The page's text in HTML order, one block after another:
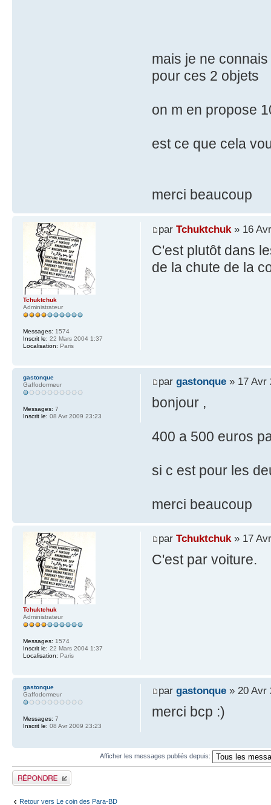
mais je ne
pour ces 2 objets
on m en propose
est ce que cela
merci beaucoup
par Tchuktchuk» 16
C'est plutôt dans
de la chute de la
Tchuktchuk
Administrateur
Messages: 1574
Inscrit le: 22 Mars 2004 1:37
Localisation: Paris
par gastonque» 17 Avr
bonjour ,
400 a 500 euros
si c est pour les
merci beaucoup
gastonque
Gaffodormeur
Messages: 7
Inscrit le: 08 Avr 2009 23:23
par Tchuktchuk» 17
C'est par voiture.
Tchuktchuk
Administrateur
Messages: 1574
Inscrit le: 22 Mars 2004 1:37
Localisation: Paris
par gastonque» 20 Avr
merci bcp :)
gastonque
Gaffodormeur
Messages: 7
Inscrit le: 08 Avr 2009 23:23
Afficher les messages publiés depuis:
Publier une réponse
Retour vers Le coin des Para-BD